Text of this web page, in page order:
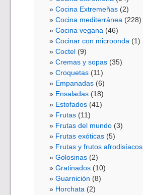
Cocina Extremeñas (2)
Cocina mediterránea (228)
Cocina vegana (46)
Cocinar con microonda (1)
Coctel (9)
Cremas y sopas (35)
Croquetas (11)
Empanadas (6)
Ensaladas (18)
Estofados (41)
Frutas (11)
Frutas del mundo (3)
Frutas exóticas (5)
Frutas y frutos afrodisíacos
Golosinas (2)
Gratinados (10)
Guarnición (8)
Horchata (2)